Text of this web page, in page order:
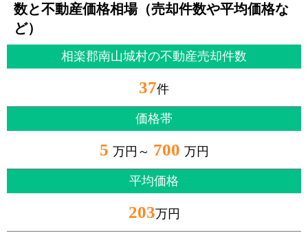
数と不動産価格相場（売却件数や平均価格な
ど）
相楽郡南山城村の不動産売却件数
37件
価格帯
5 万円～ 700 万円
平均価格
203万円